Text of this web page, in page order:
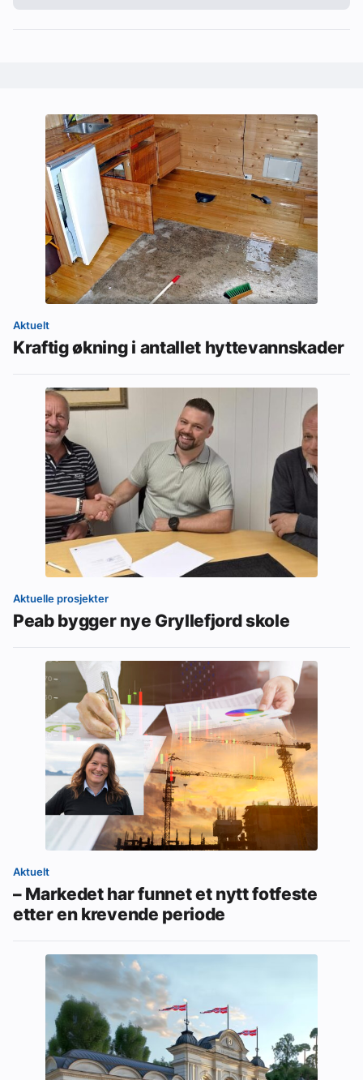
Aktuelt
Kraftig økning i antallet hyttevannskader
Aktuelle prosjekter
Peab bygger nye Gryllefjord skole
Aktuelt
– Markedet har funnet et nytt fotfeste
etter en krevende periode